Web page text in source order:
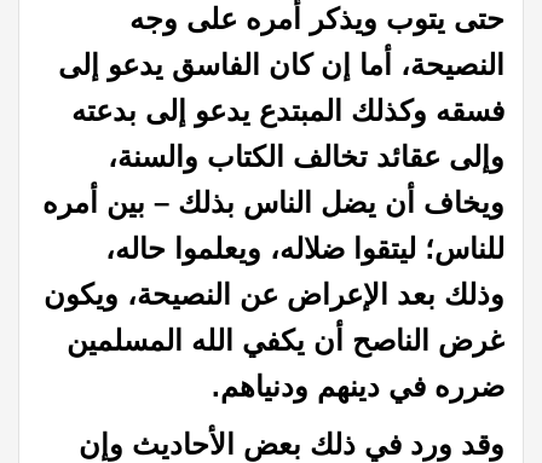
حتى يتوب ويذكر أمره على وجه
النصيحة، أما إن كان الفاسق يدعو إلى
فسقه وكذلك المبتدع يدعو إلى بدعته
وإلى عقائد تخالف الكتاب والسنة،
ويخاف أن يضل الناس بذلك – بين أمره
للناس؛ ليتقوا ضلاله، ويعلموا حاله،
وذلك بعد الإعراض عن النصيحة، ويكون
غرض الناصح أن يكفي الله المسلمين
ضرره في دينهم ودنياهم.
وقد ورد في ذلك بعض الأحاديث وإن